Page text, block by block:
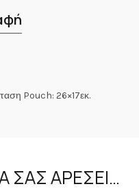
Pouch: 26×17εκ.
ΣΑΣ ΑΡΈΣΕΙ…